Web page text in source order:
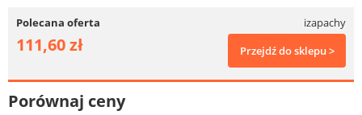
Polecana oferta izapachy
111,60 zł Przejdź do sklepu >
Porównaj ceny